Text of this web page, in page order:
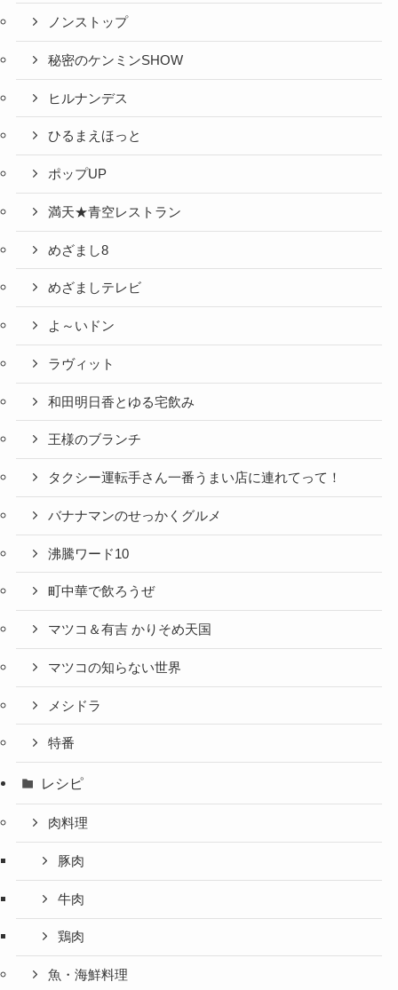
ノンストップ
秘密のケンミンSHOW
ヒルナンデス
ひるまえほっと
ポップUP
満天★青空レストラン
めざまし8
めざましテレビ
よ～いドン
ラヴィット
和田明日香とゆる宅飲み
王様のブランチ
タクシー運転手さん一番うまい店に連れてって！
バナナマンのせっかくグルメ
沸騰ワード10
町中華で飲ろうぜ
マツコ＆有吉 かりそめ天国
マツコの知らない世界
メシドラ
特番
レシピ
肉料理
豚肉
牛肉
鶏肉
魚・海鮮料理